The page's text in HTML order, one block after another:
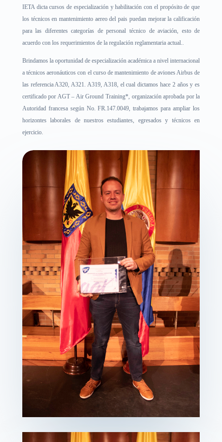
IETA dicta cursos de especialización y habilitación con el propósito de que
los técnicos en mantenimiento aereo del pais puedan mejorar la calificación
para las diferentes categorías de personal técnico de aviación, esto de
acuerdo con los requerimientos de la regulación reglamentaria actual..
Brindamos la oportunidad de especialización académica a nivel internacional
a técnicos aeronáuticos con el curso de mantenimiento de aviones Airbus de
las referencia A320, A321. A319, A318, el cual dictamos hace 2 años y es
certificado por AGT – Air Ground Training*, organización aprobada por la
Autoridad francesa según No. FR.147.0049, trabajamos para ampliar los
horizontes laborales de nuestros estudiantes, egresados y técnicos en
ejercicio.